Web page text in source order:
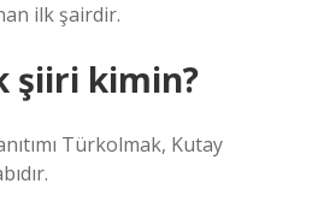
ilk şairdir.
şiiri kimin?
Türkolmak, Kutay